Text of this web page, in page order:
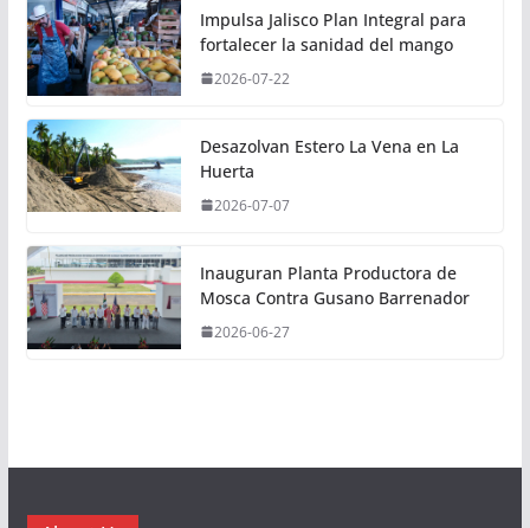
Impulsa Jalisco Plan Integral para
fortalecer la sanidad del mango
2026-07-22
Desazolvan Estero La Vena en La
Huerta
2026-07-07
Inauguran Planta Productora de
Mosca Contra Gusano Barrenador
2026-06-27